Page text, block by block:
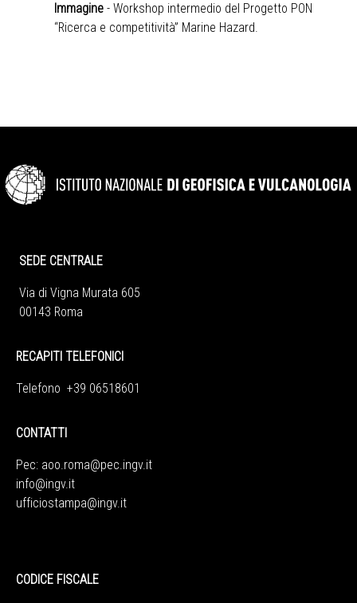
Immagine - Workshop intermedio del Progetto PON
“Ricerca e competitività” Marine Hazard.
SEDE CENTRALE
Via di Vigna Murata 605
00143 Roma
RECAPITI TELEFONICI
Telefono +39 06518601
CONTATTI
Pec: aoo.roma@pec.ingv.it
info@ingv.it
ufficiostampa@ingv.it
CODICE FISCALE